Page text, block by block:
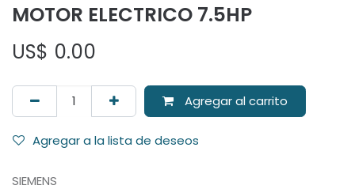
MOTOR ELECTRICO 7.5HP
US$ 0.00
Agregar al carrito
Agregar a la lista de deseos
SIEMENS